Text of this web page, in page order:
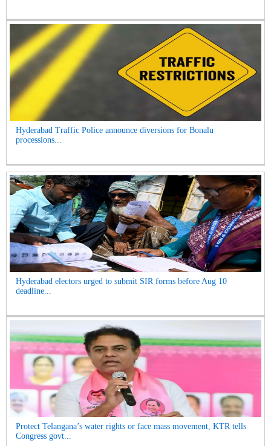
Hyderabad Traffic Police announce diversions for Bonalu
processions...
Hyderabad electors urged to submit SIR forms before Aug 10
deadline...
Protect Telangana’s water rights or face mass movement, KTR tells
Congress govt...